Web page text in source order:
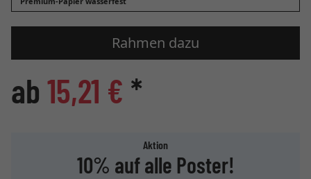
Rahmen dazu
ab 15,21 € *
Aktion
10% auf alle Poster!